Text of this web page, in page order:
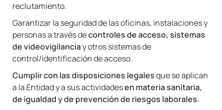
reclutamiento.
Garantizar la seguridad de las oficinas, instalaciones y
personas a través decontroles de acceso, sistemas
de videovigilanciay otros sistemas de
control/identificación de acceso.
Cumplir con las disposiciones legalesque se aplican
a la Entidad y a sus actividadesen materia sanitaria,
de igualdad y de prevención de riesgos laborales.